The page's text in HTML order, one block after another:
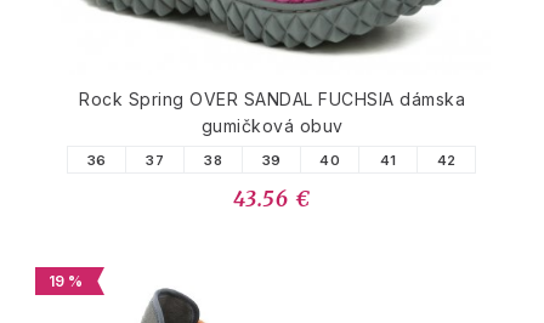
Rock Spring OVER SANDAL FUCHSIA dámska
gumičková obuv
36 37 38 39 40 41 42
43.56 €
19 %